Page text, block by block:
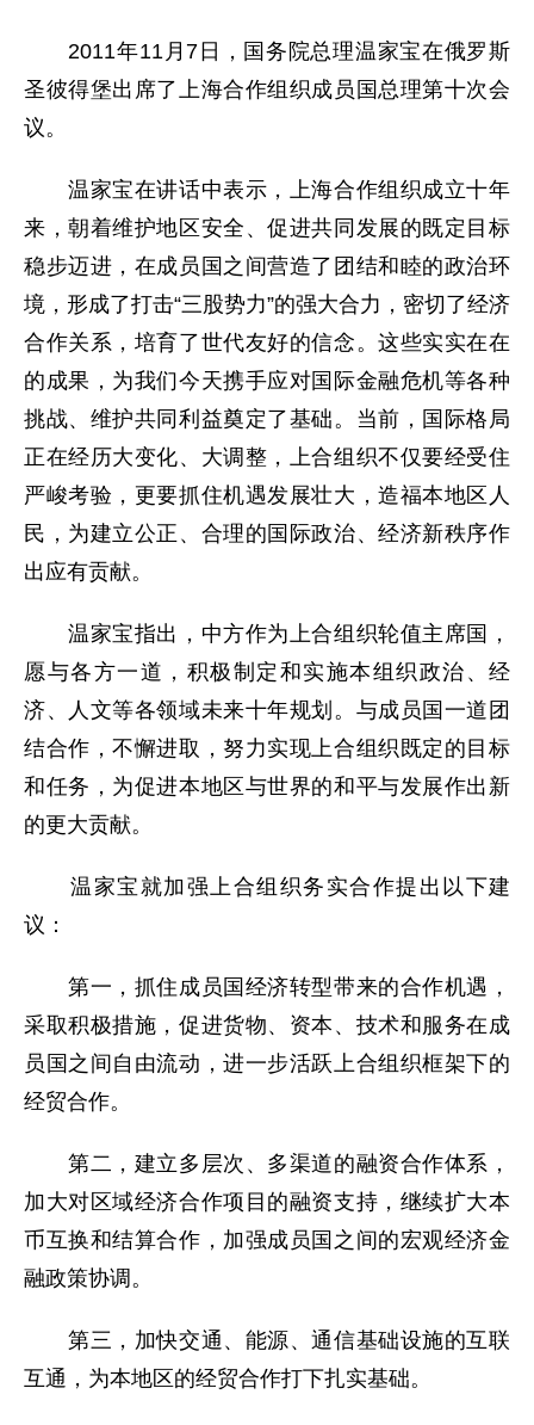
2011年11月7日，国务院总理温家宝在俄罗斯
圣彼得堡出席了上海合作组织成员国总理第十次会
议。
温家宝在讲话中表示，上海合作组织成立十年
来，朝着维护地区安全、促进共同发展的既定目标
稳步迈进，在成员国之间营造了团结和睦的政治环
境，形成了打击“三股势力”的强大合力，密切了经济
合作关系，培育了世代友好的信念。这些实实在在
的成果，为我们今天携手应对国际金融危机等各种
挑战、维护共同利益奠定了基础。当前，国际格局
正在经历大变化、大调整，上合组织不仅要经受住
严峻考验，更要抓住机遇发展壮大，造福本地区人
民，为建立公正、合理的国际政治、经济新秩序作
出应有贡献。
温家宝指出，中方作为上合组织轮值主席国，
愿与各方一道，积极制定和实施本组织政治、经
济、人文等各领域未来十年规划。与成员国一道团
结合作，不懈进取，努力实现上合组织既定的目标
和任务，为促进本地区与世界的和平与发展作出新
的更大贡献。
温家宝就加强上合组织务实合作提出以下建
议：
第一，抓住成员国经济转型带来的合作机遇，
采取积极措施，促进货物、资本、技术和服务在成
员国之间自由流动，进一步活跃上合组织框架下的
经贸合作。
第二，建立多层次、多渠道的融资合作体系，
加大对区域经济合作项目的融资支持，继续扩大本
币互换和结算合作，加强成员国之间的宏观经济金
融政策协调。
第三，加快交通、能源、通信基础设施的互联
互通，为本地区的经贸合作打下扎实基础。